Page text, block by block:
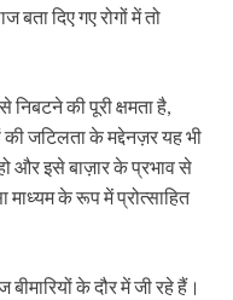
दिए गए रोगों में तो
निबटने की पूरी क्षमता है,
जटिलता के मद्देनज़र यह भी
और इसे बाज़ार के प्रभाव से
माध्यम के रूप में प्रोत्साहित
के दौर में जी रहे हैं।